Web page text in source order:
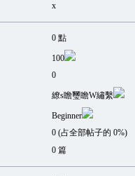
x
0 點
100
0
繚s瞻璽瞻W繡繫
Beginner
0 (占全部帖子的 0%)
0 篇